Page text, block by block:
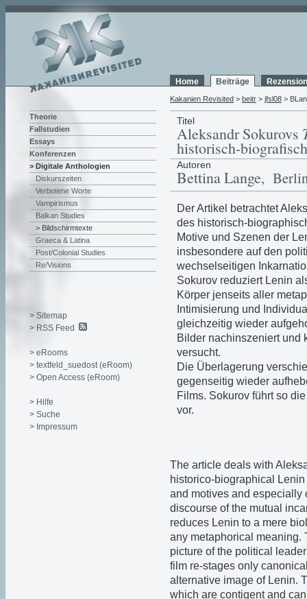
Home Beiträge
Kakanien Revisited > beitr > jfsl08 >
Titel
Aleksandr Sokurovs
historisch-
Autoren
Bettina Lange,
Der Artikel betrachtet
des historisch-
Motive und Szenen der
insbesondere auf den
wechselseitigen
Sokurov reduziert Lenin
Körper jenseits aller
Intimisierung und
gleichzeitig wieder
Bilder nachinszeniert und
versucht.
Die Überlagerung
gegenseitig wieder
Films. Sokurov führt so
vor.
The article deals with
historico-biographical
and motives and especially
discourse of the mutual
reduces Lenin to a mere
any metaphorical
picture of the political
film re-stages only
alternative image of Lenin.
which are contigent and
Theorie
Fallstudien
Essays
Konferenzen
> Digitale Anthologien
Diskurszeiten
Verbotene Worte
Vampirismus
Balkan Studies
> Bildschirmtexte
Graeca & Latina
Post/Colonial Studies
Re/Visions
> Sitemap
> RSS Feed
> eRooms
> textfeld_suedost (eRoom)
> Open Access (eRoom)
> Hilfe
> Suche
> Impressum